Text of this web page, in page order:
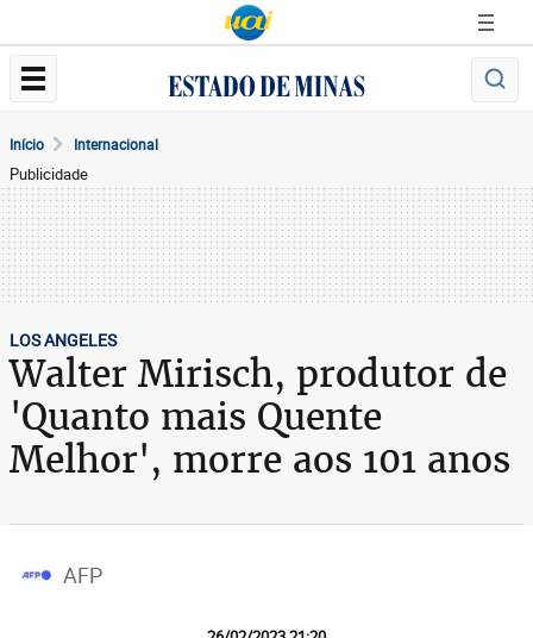
Início Internacional
Publicidade
LOS ANGELES
Walter Mirisch, produtor de
'Quanto mais Quente
Melhor', morre aos 101 anos
AFP